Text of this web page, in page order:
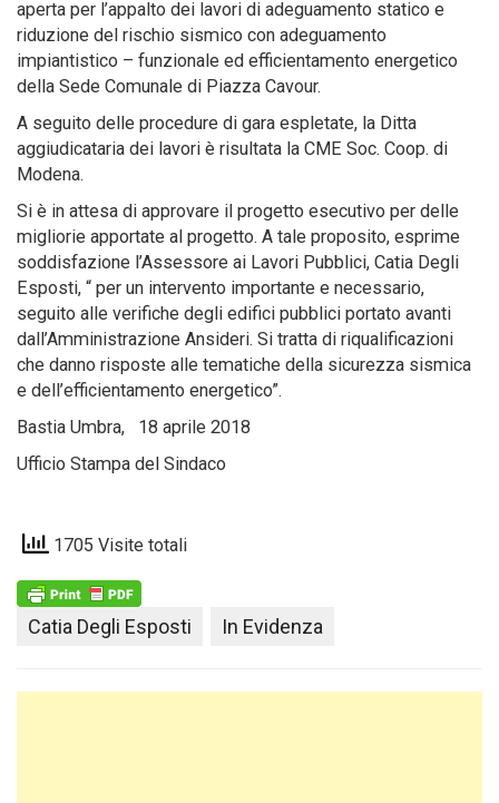
aperta per l’appalto dei lavori di adeguamento statico e
riduzione del rischio sismico con adeguamento
impiantistico – funzionale ed efficientamento energetico
della Sede Comunale di Piazza Cavour.
A seguito delle procedure di gara espletate, la Ditta
aggiudicataria dei lavori è risultata la CME Soc. Coop. di
Modena.
Si è in attesa di approvare il progetto esecutivo per delle
migliorie apportate al progetto. A tale proposito, esprime
soddisfazione l’Assessore ai Lavori Pubblici, Catia Degli
Esposti, “ per un intervento importante e necessario,
seguito alle verifiche degli edifici pubblici portato avanti
dall’Amministrazione Ansideri. Si tratta di riqualificazioni
che danno risposte alle tematiche della sicurezza sismica
e dell’efficientamento energetico”.
Bastia Umbra, 18 aprile 2018
Ufficio Stampa del Sindaco
1705 Visite totali
Catia Degli Esposti In Evidenza